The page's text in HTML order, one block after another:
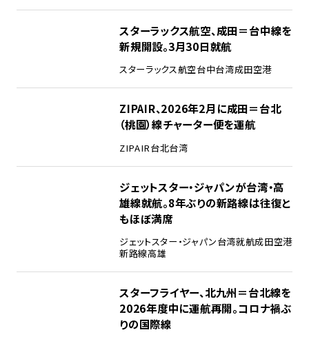
スターラックス航空、成田＝台中線を
新規開設。3月30日就航
スターラックス航空台中台湾成田空港
ZIPAIR、2026年2月に成田＝台北
（桃園）線チャーター便を運航
ZIPAIR台北台湾
ジェットスター・ジャパンが台湾・高
雄線就航。8年ぶりの新路線は往復と
もほぼ満席
ジェットスター・ジャパン台湾就航成田空港
新路線高雄
スターフライヤー、北九州＝台北線を
2026年度中に運航再開。コロナ禍ぶ
りの国際線